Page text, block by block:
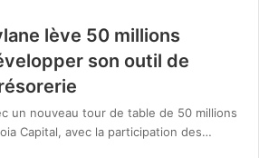
lève 50 millions
son outil de
un nouveau tour de table de 50 millions
Capital, avec la participation des…